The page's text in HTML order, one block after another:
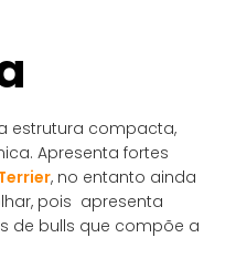
estrutura compacta,
Apresenta fortes
, no entanto ainda
pois apresenta
de bulls que compõe a